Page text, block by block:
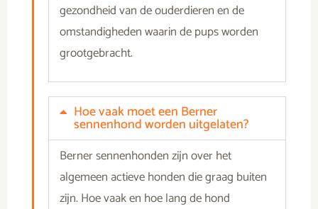
gezondheid van de ouderdieren en de
omstandigheden waarin de pups worden
grootgebracht.
Hoe vaak moet een Berner
sennenhond worden uitgelaten?
Berner sennenhonden zijn over het
algemeen actieve honden die graag buiten
zijn. Hoe vaak en hoe lang de hond